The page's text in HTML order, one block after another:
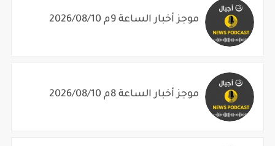
موجز أخبار الساعة 9م 2026/08/10
موجز أخبار الساعة 8م 2026/08/10